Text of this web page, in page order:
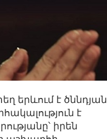
երևում է ծննդյան
է
իրեն